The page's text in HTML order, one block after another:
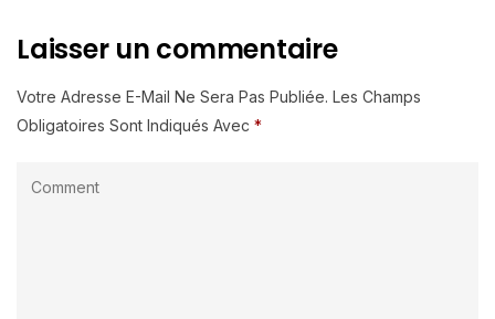
Laisser un commentaire
Votre Adresse E-Mail Ne Sera Pas Publiée. Les Champs
Obligatoires Sont Indiqués Avec *